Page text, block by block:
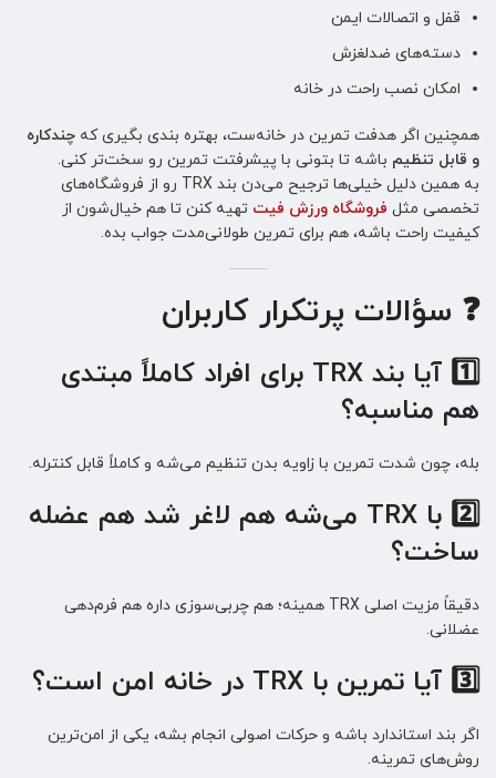
قفل و اتصالات ایمن
دسته‌های ضدلغزش
امکان نصب راحت در خانه
همچنین اگر هدفت تمرین در خانه‌ست، بهتره بندی بگیری که چندکاره
و قابل تنظیم باشه تا بتونی با پیشرفتت تمرین رو سخت‌تر کنی.
به همین دلیل خیلی‌ها ترجیح می‌دن بند TRX رو از فروشگاه‌های
تخصصی مثل فروشگاه ورزش فیت تهیه کنن تا هم خیال‌شون از
کیفیت راحت باشه، هم برای تمرین طولانی‌مدت جواب بده.
❓ سؤالات پرتکرار کاربران
1️⃣ آیا بند TRX برای افراد کاملاً مبتدی
هم مناسبه؟
بله، چون شدت تمرین با زاویه بدن تنظیم می‌شه و کاملاً قابل کنترله.
2️⃣ با TRX می‌شه هم لاغر شد هم عضله
ساخت؟
دقیقاً مزیت اصلی TRX همینه؛ هم چربی‌سوزی داره هم فرم‌دهی
عضلانی.
3️⃣ آیا تمرین با TRX در خانه امن است؟
اگر بند استاندارد باشه و حرکات اصولی انجام بشه، یکی از امن‌ترین
روش‌های تمرینه.